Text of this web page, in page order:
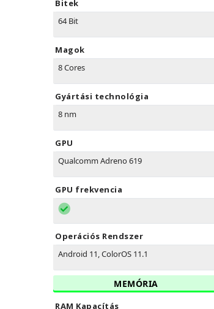
Bitek
64 Bit
Magok
8 Cores
Gyártási technológia
8 nm
GPU
Qualcomm Adreno 619
GPU frekvencia
Operációs Rendszer
Android 11, ColorOS 11.1
MEMÓRIA
RAM Kapacítás